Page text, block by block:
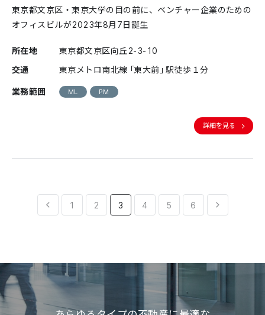
東京都文京区・東京大学の目の前に、ベンチャー企業のための
オフィスビルが2023年8月7日誕生
所在地
東京都文京区向丘2-3-10
交通
東京メトロ南北線「東大前」駅徒歩１分
業務範囲
ML PM
詳細を見る
1 2 3 4 5 6